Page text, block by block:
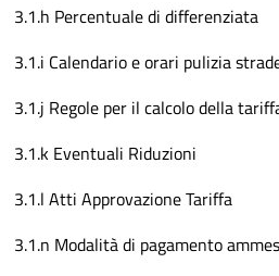
3.1.h Percentuale di differenziata
3.1.i Calendario e orari pulizia
3.1.j Regole per il calcolo della
3.1.k Eventuali Riduzioni
3.1.l Atti Approvazione Tariffa
3.1.n Modalità di pagamento